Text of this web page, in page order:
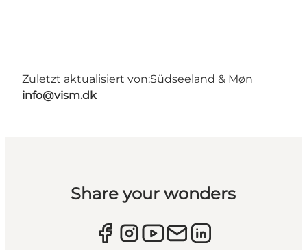
Zuletzt aktualisiert von:Südseeland & Møn
info@vism.dk
Share your wonders